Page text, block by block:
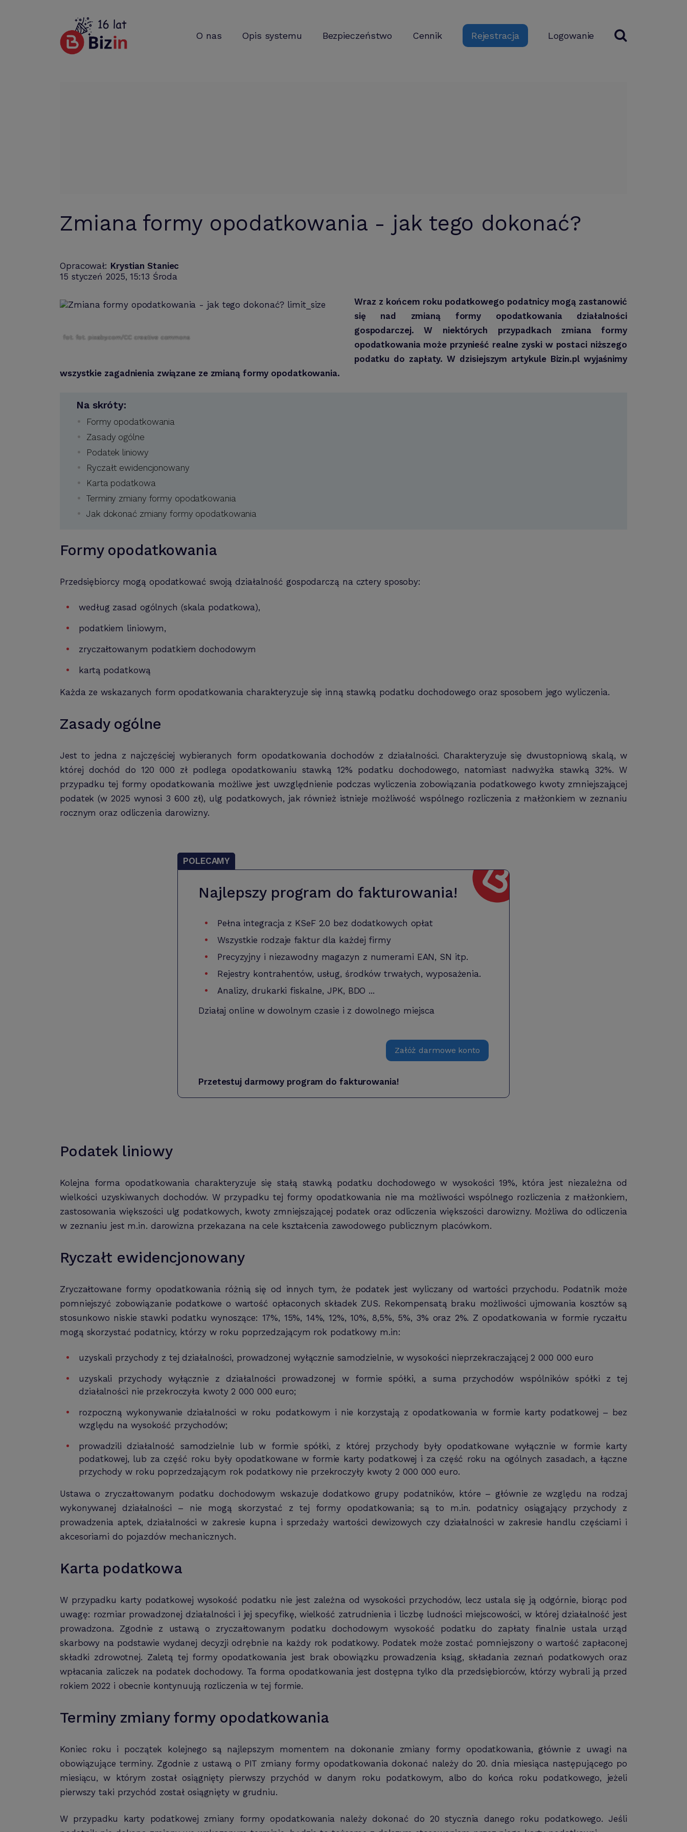
O nas Opis systemu Bezpieczeństwo Cennik Rejestracja Logowanie
Zmiana formy opodatkowania - jak tego dokonać?
Opracował: Krystian Staniec
15 styczeń 2025, 15:13 Środa
fot. fot. pixaby.com/CC creative commons
Wraz z końcem roku podatkowego podatnicy mogą zastanowić
się nad zmianą formy opodatkowania działalności
gospodarczej. W niektórych przypadkach zmiana formy
opodatkowania może przynieść realne zyski w postaci niższego
podatku do zapłaty. W dzisiejszym artykule Bizin.pl wyjaśnimy
wszystkie zagadnienia związane ze zmianą formy opodatkowania.
Na skróty:
Formy opodatkowania
Zasady ogólne
Podatek liniowy
Ryczałt ewidencjonowany
Karta podatkowa
Terminy zmiany formy opodatkowania
Jak dokonać zmiany formy opodatkowania
Formy opodatkowania
Przedsiębiorcy mogą opodatkować swoją działalność gospodarczą na cztery sposoby:
według zasad ogólnych (skala podatkowa),
podatkiem liniowym,
zryczałtowanym podatkiem dochodowym
kartą podatkową
Każda ze wskazanych form opodatkowania charakteryzuje się inną stawką podatku dochodowego oraz sposobem jego wyliczenia.
Zasady ogólne
Jest to jedna z najczęściej wybieranych form opodatkowania dochodów z działalności. Charakteryzuje się dwustopniową skalą, w
której dochód do 120 000 zł podlega opodatkowaniu stawką 12% podatku dochodowego, natomiast nadwyżka stawką 32%. W
przypadku tej formy opodatkowania możliwe jest uwzględnienie podczas wyliczenia zobowiązania podatkowego kwoty zmniejszającej
podatek (w 2025 wynosi 3 600 zł), ulg podatkowych, jak również istnieje możliwość wspólnego rozliczenia z małżonkiem w zeznaniu
rocznym oraz odliczenia darowizny.
POLECAMY
Najlepszy program do fakturowania!
Pełna integracja z KSeF 2.0 bez dodatkowych opłat
Wszystkie rodzaje faktur dla każdej firmy
Precyzyjny i niezawodny magazyn z numerami EAN, SN itp.
Rejestry kontrahentów, usług, środków trwałych, wyposażenia.
Analizy, drukarki fiskalne, JPK, BDO ...
Działaj online w dowolnym czasie i z dowolnego miejsca
Załóż darmowe konto
Przetestuj darmowy program do fakturowania!
Podatek liniowy
Kolejna forma opodatkowania charakteryzuje się stałą stawką podatku dochodowego w wysokości 19%, która jest niezależna od
wielkości uzyskiwanych dochodów. W przypadku tej formy opodatkowania nie ma możliwości wspólnego rozliczenia z małżonkiem,
zastosowania większości ulg podatkowych, kwoty zmniejszającej podatek oraz odliczenia większości darowizny. Możliwa do odliczenia
w zeznaniu jest m.in. darowizna przekazana na cele kształcenia zawodowego publicznym placówkom.
Ryczałt ewidencjonowany
Zryczałtowane formy opodatkowania różnią się od innych tym, że podatek jest wyliczany od wartości przychodu. Podatnik może
pomniejszyć zobowiązanie podatkowe o wartość opłaconych składek ZUS. Rekompensatą braku możliwości ujmowania kosztów są
stosunkowo niskie stawki podatku wynoszące: 17%, 15%, 14%, 12%, 10%, 8,5%, 5%, 3% oraz 2%. Z opodatkowania w formie ryczałtu
mogą skorzystać podatnicy, którzy w roku poprzedzającym rok podatkowy m.in:
uzyskali przychody z tej działalności, prowadzonej wyłącznie samodzielnie, w wysokości nieprzekraczającej 2 000 000 euro
uzyskali przychody wyłącznie z działalności prowadzonej w formie spółki, a suma przychodów wspólników spółki z tej
działalności nie przekroczyła kwoty 2 000 000 euro;
rozpoczną wykonywanie działalności w roku podatkowym i nie korzystają z opodatkowania w formie karty podatkowej – bez
względu na wysokość przychodów;
prowadzili działalność samodzielnie lub w formie spółki, z której przychody były opodatkowane wyłącznie w formie karty
podatkowej, lub za część roku były opodatkowane w formie karty podatkowej i za część roku na ogólnych zasadach, a łączne
przychody w roku poprzedzającym rok podatkowy nie przekroczyły kwoty 2 000 000 euro.
Ustawa o zryczałtowanym podatku dochodowym wskazuje dodatkowo grupy podatników, które – głównie ze względu na rodzaj
wykonywanej działalności – nie mogą skorzystać z tej formy opodatkowania; są to m.in. podatnicy osiągający przychody z
prowadzenia aptek, działalności w zakresie kupna i sprzedaży wartości dewizowych czy działalności w zakresie handlu częściami i
akcesoriami do pojazdów mechanicznych.
Karta podatkowa
W przypadku karty podatkowej wysokość podatku nie jest zależna od wysokości przychodów, lecz ustala się ją odgórnie, biorąc pod
uwagę: rozmiar prowadzonej działalności i jej specyfikę, wielkość zatrudnienia i liczbę ludności miejscowości, w której działalność jest
prowadzona. Zgodnie z ustawą o zryczałtowanym podatku dochodowym wysokość podatku do zapłaty finalnie ustala urząd
skarbowy na podstawie wydanej decyzji odrębnie na każdy rok podatkowy. Podatek może zostać pomniejszony o wartość zapłaconej
składki zdrowotnej. Zaletą tej formy opodatkowania jest brak obowiązku prowadzenia ksiąg, składania zeznań podatkowych oraz
wpłacania zaliczek na podatek dochodowy. Ta forma opodatkowania jest dostępna tylko dla przedsiębiorców, którzy wybrali ją przed
rokiem 2022 i obecnie kontynuują rozliczenia w tej formie.
Terminy zmiany formy opodatkowania
Koniec roku i początek kolejnego są najlepszym momentem na dokonanie zmiany formy opodatkowania, głównie z uwagi na
obowiązujące terminy. Zgodnie z ustawą o PIT zmiany formy opodatkowania dokonać należy do 20. dnia miesiąca następującego po
miesiącu, w którym został osiągnięty pierwszy przychód w danym roku podatkowym, albo do końca roku podatkowego, jeżeli
pierwszy taki przychód został osiągnięty w grudniu.
W przypadku karty podatkowej zmiany formy opodatkowania należy dokonać do 20 stycznia danego roku podatkowego. Jeśli